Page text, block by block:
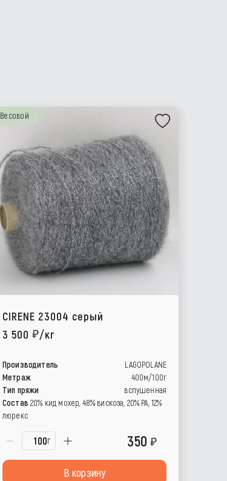
Весовой
CIRENE 23004 серый
3 500
/кг
Производитель
LAGOPOLANE
Метраж
400м/100г
Тип пряжи
вспушенная
Состав 20% кид мохер, 48% вискоза, 20% РА, 12%
люрекс
г 350
В корзину